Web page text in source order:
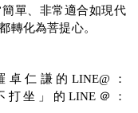
單、非常適合如現代
轉化為菩提心。
仁謙的LINE@：
打坐」的LINE＠：